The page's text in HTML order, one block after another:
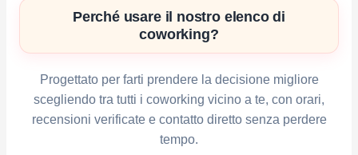
Perché usare il nostro elenco di
coworking?
Progettato per farti prendere la decisione migliore
scegliendo tra tutti i coworking vicino a te, con orari,
recensioni verificate e contatto diretto senza perdere
tempo.